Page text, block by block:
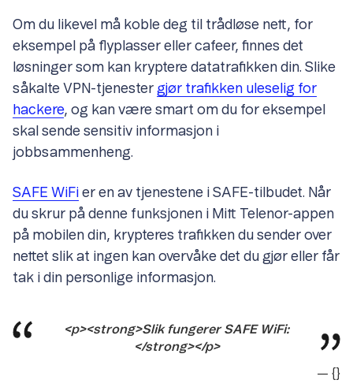
Om du likevel må koble deg til trådløse nett, for
eksempel på flyplasser eller cafeer, finnes det
løsninger som kan kryptere datatrafikken din. Slike
såkalte VPN-tjenester gjør trafikken uleselig for
hackere, og kan være smart om du for eksempel
skal sende sensitiv informasjon i
jobbsammenheng.
SAFE WiFi er en av tjenestene i SAFE-tilbudet. Når
du skrur på denne funksjonen i Mitt Telenor-appen
på mobilen din, krypteres trafikken du sender over
nettet slik at ingen kan overvåke det du gjør eller får
tak i din personlige informasjon.
<p><strong>Slik fungerer SAFE WiFi:
</strong></p>
— {}